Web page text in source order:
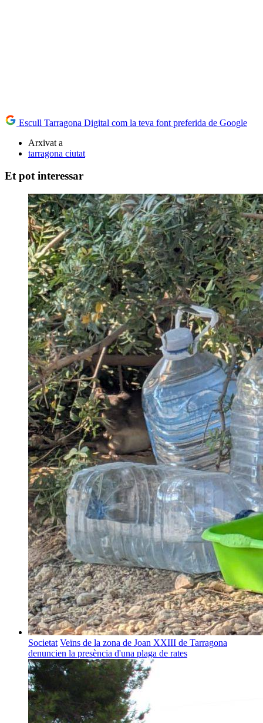
Escull Tarragona Digital com la teva font preferida de Google
Arxivat a
tarragona ciutat
Et pot interessar
Societat Veïns de la zona de Joan XXIII de Tarragona
denuncien la presència d'una plaga de rates